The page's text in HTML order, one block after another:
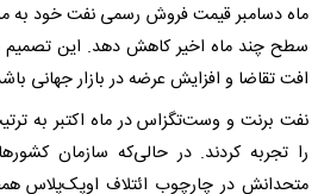
ماه دسامبر قیمت فروش رسمی نفت خود به
سطح چند ماه اخیر کاهش دهد. این تصمیم
افت تقاضا و افزایش عرضه در بازار جهانی
را تجربه کردند. در حالی‌که سازمان
متحدانش در چارچوب ائتلاف اوپک‌پلاس